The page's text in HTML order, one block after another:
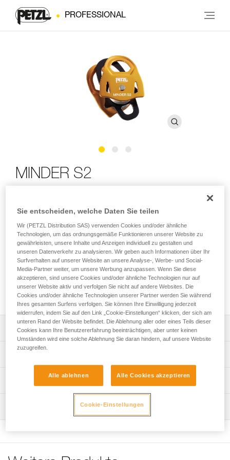
PROFESSIONAL
MINDER S2
Die MINDER S2-Umlenkrolle ist für professionelle
Rettungskräfte bestimmt. Die speziellen Seitenteile sind für
die Verwendung mit einem selbstklemmenden Prusikknoten
in Systemen mit Rücklaufsperre ausgelegt. Mit den beiden
Laufrollen und der zusätzlichen Befestigungsöse ist sie auf
das Einrichten komplexer Flaschenzugsystemen ausgelegt.
Die leichte und kompakte Umlenkrolle bietet einen guten
Wirkungsgrad für das Hantieren mittelschwerer Lasten.
Leistungsverzeichnis
Verwendung in Systemen mit Rücklaufsperre:
Konzipiert für das Hantieren mittelschwerer Lasten:
- Hoher Wirkungsgrad dank den Laufrollen mit
gekapseltem Kugellager.
- Ermöglicht das Einrichten komplexer
- Kompakt und leicht.
Seil-Kompatibilität: 6 bis 11 mm
Das PDF herunterladen technical-notice-POULIES-2
MINDER S2
Häufige Fragen
Sie entscheiden, welche Daten Sie teilen
Wir (PETZL Distribution SAS) verwenden Cookies und/oder ähnliche
Technologien, um das ordnungsgemäße Funktionieren unserer Website zu
gewährleisten, unsere Inhalte und Anzeigen individuell zu gestalten und
unseren Datenverkehr zu analysieren. Wir geben auch Informationen über Ihr
Surfverhalten auf unserer Website an unsere Analyse-, Werbe- und Social-
Media-Partner weiter, um unsere Werbung anzupassen. Wenn Sie diese
akzeptieren, sind unsere Cookies und/oder ähnliche Technologien nur auf
unserer Website aktiv und verfolgen Sie nicht auf andere Websites. Die
Cookies und/oder ähnliche Technologien unserer Partner werden Sie während
Ihres gesamten Surfens verfolgen. Sie können Ihre Einwilligung jederzeit
widerrufen, indem Sie auf den Link „Cookie-Einstellungen“ klicken, der sich am
unteren Rand der Website befindet. Die Ablehnung aller oder eines Teils dieser
Cookies kann Ihre Benutzererfahrung beeinträchtigen, aber unter keinen
Umständen wird eine solche Ablehnung Sie daran hindern, auf unsere Website
zuzugreifen.
Alle ablehnen Alle Cookies akzeptieren
Cookie-Einstellungen